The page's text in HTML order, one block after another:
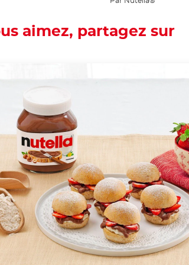
aimez, partagez sur